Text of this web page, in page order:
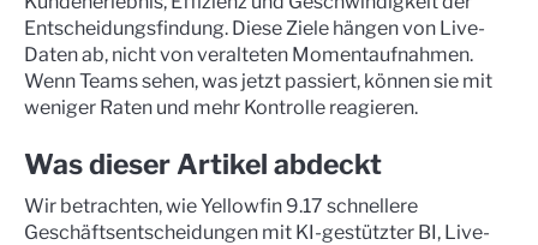
Entscheidungsfindung. Diese Ziele hängen von Live-
Daten ab, nicht von veralteten Momentaufnahmen.
Wenn Teams sehen, was jetzt passiert, können sie mit
weniger Raten und mehr Kontrolle reagieren.
Was dieser Artikel abdeckt
Wir betrachten, wie Yellowfin 9.17 schnellere
Geschäftsentscheidungen mit KI-gestützter BI, Live-